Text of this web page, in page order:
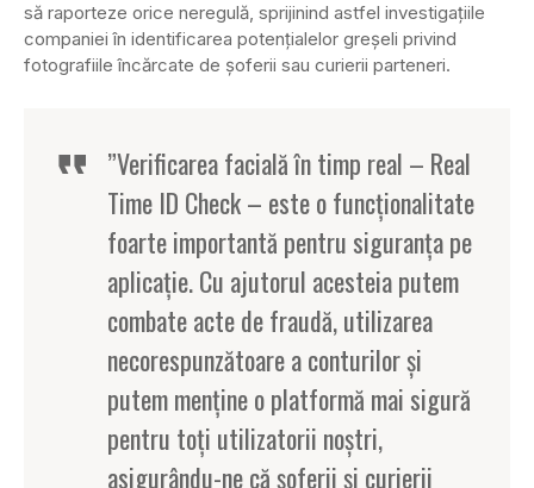
să raporteze orice neregulă, sprijinind astfel investigaţiile
companiei în identificarea potenţialelor greşeli privind
fotografiile încărcate de şoferii sau curierii parteneri.
”Verificarea facială în timp real – Real
Time ID Check – este o funcţionalitate
foarte importantă pentru siguranţa pe
aplicaţie. Cu ajutorul acesteia putem
combate acte de fraudă, utilizarea
necorespunzătoare a conturilor şi
putem menţine o platformă mai sigură
pentru toţi utilizatorii noştri,
asigurându-ne că şoferii şi curierii